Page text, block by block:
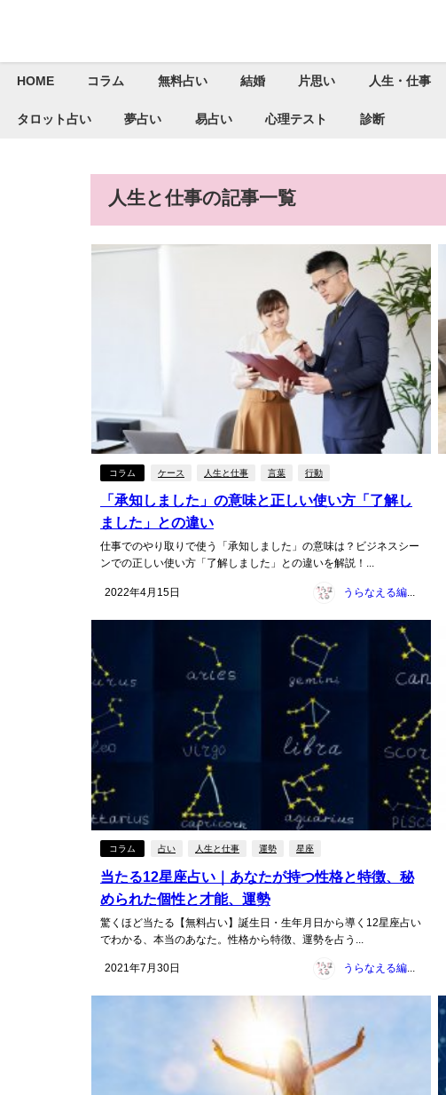
HOME コラム 無料占い 結婚 片思い 人生・仕事
タロット占い 夢占い 易占い 心理テスト 診断
人生と仕事の記事一覧
コラム ケース 人生と仕事 言葉 行動
「承知しました」の意味と正しい使い方「了解し
ました」との違い
仕事でのやり取りで使う「承知しました」の意味は？ビジネスシー
ンでの正しい使い方「了解しました」との違いを解説！...
2022年4月15日 うらなえる編集部
コラム 占い 人生と仕事 運勢 星座
当たる12星座占い｜あなたが持つ性格と特徴、秘
められた個性と才能、運勢
驚くほど当たる【無料占い】誕生日・生年月日から導く12星座占い
でわかる、本当のあなた。性格から特徴、運勢を占う...
2021年7月30日 うらなえる編集部